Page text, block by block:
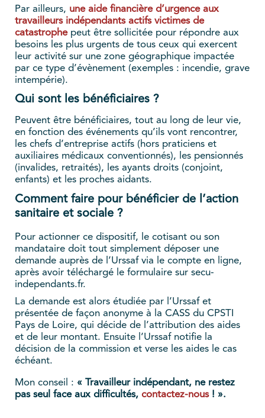
Par ailleurs, une aide financière d’urgence aux
travailleurs indépendants actifs victimes de
catastrophepeut être sollicitée pour répondre aux
besoins les plus urgents de tous ceux qui exercent
leur activité sur une zone géographique impactée
par ce type d’évènement (exemples : incendie, grave
intempérie).
Qui sont les bénéficiaires ?
Peuvent être bénéficiaires, tout au long de leur vie,
en fonction des événements qu’ils vont rencontrer,
les chefs d’entreprise actifs (hors praticiens et
auxiliaires médicaux conventionnés), les pensionnés
(invalides, retraités), les ayants droits (conjoint,
enfants) et les proches aidants.
Comment faire pour bénéficier de l’action
sanitaire et sociale ?
Pour actionner ce dispositif, le cotisant ou son
mandataire doit tout simplement déposer une
demande auprès de l’Urssaf via le compte en ligne,
après avoir téléchargé le formulaire sur secu-
independants.fr.
La demande est alors étudiée par l’Urssaf et
présentée de façon anonyme à la CASS du CPSTI
Pays de Loire, qui décide de l’attribution des aides
et de leur montant. Ensuite l’Urssaf notifie la
décision de la commission et verse les aides le cas
échéant.
Mon conseil : « Travailleur indépendant, ne restez
pas seul face aux difficultés, contactez-nous! ».